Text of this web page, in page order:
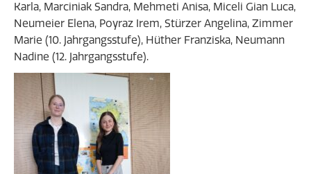
Karla, Marciniak Sandra, Mehmeti Anisa, Miceli Gian Luca,
Neumeier Elena, Poyraz Irem, Stürzer Angelina, Zimmer
Marie (10. Jahrgangsstufe), Hüther Franziska, Neumann
Nadine (12. Jahrgangsstufe).